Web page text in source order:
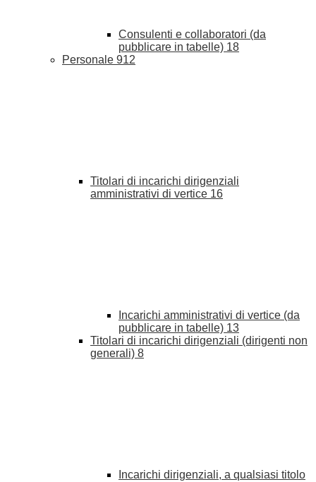
Consulenti e collaboratori (da
pubblicare in tabelle) 18
Personale 912
Titolari di incarichi dirigenziali
amministrativi di vertice 16
Incarichi amministrativi di vertice (da
pubblicare in tabelle) 13
Titolari di incarichi dirigenziali (dirigenti non
generali) 8
Incarichi dirigenziali, a qualsiasi titolo